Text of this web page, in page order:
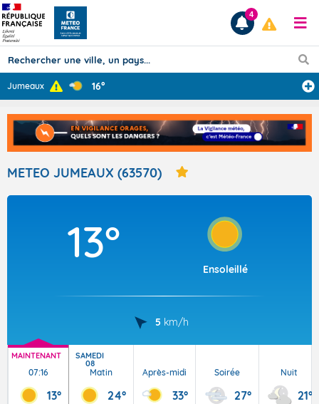
Prévisions
TOUS LES RÉSULTATS
Articles
4
Jumeaux 16°
METEO JUMEAUX (63570)
13°
Ensoleillé
5 km/h
MAINTENANT
07:16
13°
SAMEDI
08
Matin
24°
Après-midi
33°
Soirée
27°
Nuit
21°